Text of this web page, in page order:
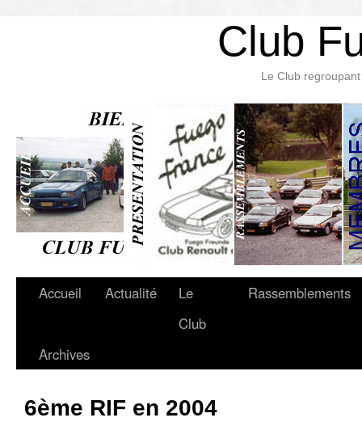
Club
Le Club
Accueil Actualité
Le
Club
Rassemblements
Archives
6ème RIF en 2004